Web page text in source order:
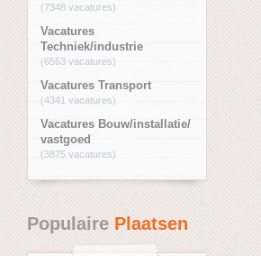
(7348 vacatures)
Vacatures
Techniek/industrie
(6563 vacatures)
Vacatures Transport
(4341 vacatures)
Vacatures Bouw/installatie/
vastgoed
(3875 vacatures)
PopulairePlaatsen